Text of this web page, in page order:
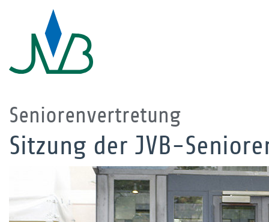
Seniorenvertretung
Sitzung der JVB-